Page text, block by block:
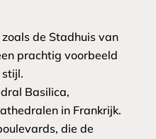
de Stadhuis van
prachtig voorbeeld
stijl.
Basilica,
in Frankrijk.
die de